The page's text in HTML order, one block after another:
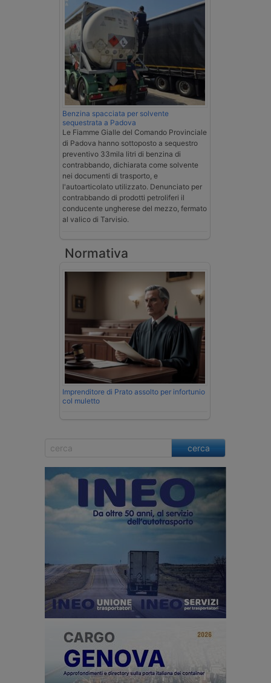
Benzina spacciata per solvente
sequestrata a Padova
Le Fiamme Gialle del Comando Provinciale
di Padova hanno sottoposto a sequestro
preventivo 33mila litri di benzina di
contrabbando, dichiarata come solvente
nei documenti di trasporto, e
l'autoarticolato utilizzato. Denunciato per
contrabbando di prodotti petroliferi il
conducente ungherese del mezzo, fermato
al valico di Tarvisio.
Normativa
Imprenditore di Prato assolto per infortunio
col muletto
cerca